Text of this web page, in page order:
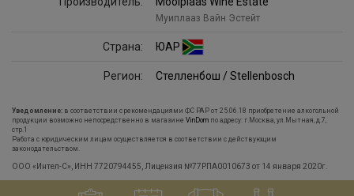
Муиплааз Вайн Эстейт
Страна: ЮАР
Регион: Стелленбош / Stellenbosch
Уведомление: в соответствии с рекомендациями ФС РАР от 25.06.18 приобретение алкогольной
продукции возможно непосредственно в магазине VinDom по адресу: г.Москва, ул.Мытная, д.7,
стр.1
Работа с юридическим лицам осуществляется в соответствии с действующим
законодательством.
ООО «Интел-С», ИНН 7720794455, Лицензия №77РПА0010673 от 14 января 2020г.